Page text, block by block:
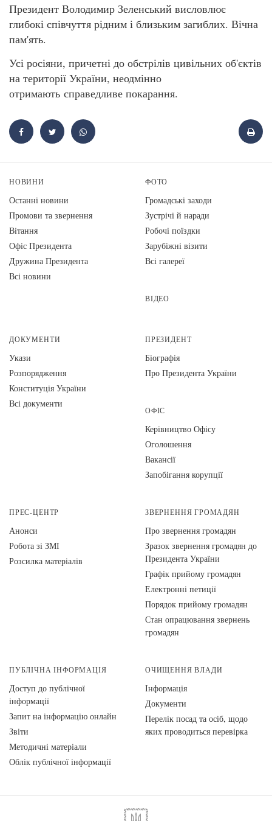
Президент Володимир Зеленський висловлює
глибокі співчуття рідним і близьким загиблих. Вічна
пам'ять.
Усі росіяни, причетні до обстрілів цивільних об'єктів
на території України, неодмінно
отримають справедливе покарання.
НОВИНИ
Останні новини
Промови та звернення
Вiтання
Офіс Президента
Дружина Президента
Всі новини
ФОТО
Громадські заходи
Зустрічі й наради
Робочі поїздки
Зарубіжні візити
Всі галереї
ВІДЕО
ДОКУМЕНТИ
Укази
Розпорядження
Конституція України
Всі документи
ПРЕЗИДЕНТ
Біографія
Про Президента України
ОФІС
Керівництво Офісу
Оголошення
Вакансії
Запобігання корупції
ПРЕС-ЦЕНТР
Анонси
Робота зі ЗМІ
Розсилка матеріалів
ЗВЕРНЕННЯ ГРОМАДЯН
Про звернення громадян
Зразок звернення громадян до
Президента України
Графік прийому громадян
Електронні петиції
Порядок прийому громадян
Стан опрацювання звернень
громадян
ПУБЛІЧНА ІНФОРМАЦІЯ
Доступ до публічної
інформації
Запит на інформацію онлайн
Звіти
Методичні матеріали
Облік публічної інформації
ОЧИЩЕННЯ ВЛАДИ
Інформація
Документи
Перелік посад та осіб, щодо
яких проводиться перевірка